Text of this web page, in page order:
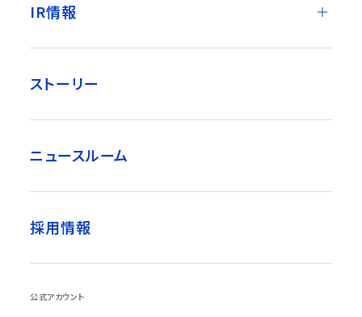
IR情報
ストーリー
ニュースルーム
採用情報
公式アカウント